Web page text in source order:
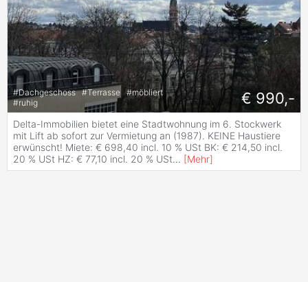
#Dachgeschoss #Terrasse #möbliert
#ruhig € 990,-
Delta-Immobilien bietet eine Stadtwohnung im 6. Stockwerk
mit Lift ab sofort zur Vermietung an (1987). KEINE Haustiere
erwünscht! Miete: € 698,40 incl. 10 % USt BK: € 214,50 incl.
20 % USt HZ: € 77,10 incl. 20 % USt... [Mehr]